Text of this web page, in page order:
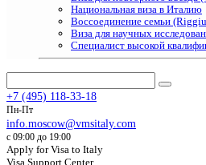
Национальная виза в Италию
Воссоединение семьи
Виза для научных
Специалист высокой
+7 (495) 118-33-18
Пн-Пт
info.moscow@vmsitaly.com
c 09:00 до 19:00
Apply for Visa to Italy
Visa Support Center